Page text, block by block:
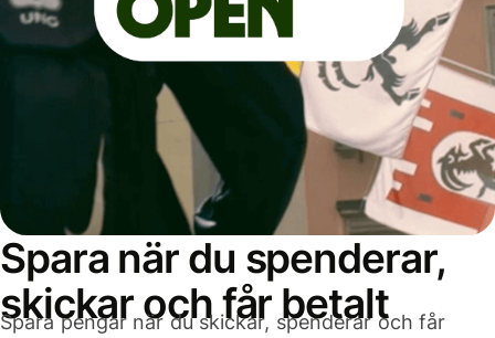
Spara när du spenderar,
skickar och får betalt
Spara pengar när du skickar, spenderar och får